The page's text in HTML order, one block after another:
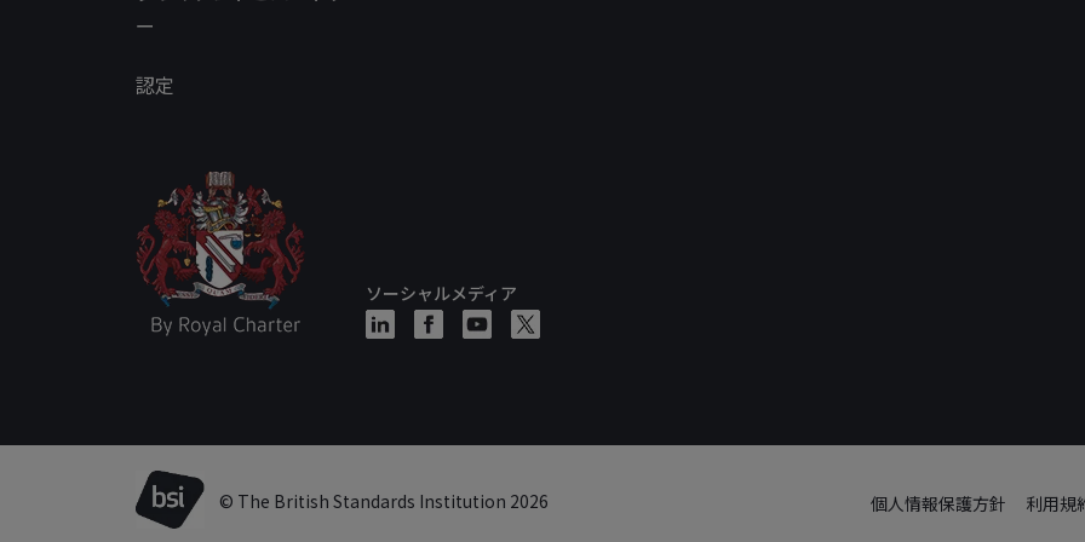
ー
認定
ソーシャルメディア
© The British Standards Institution 2026 個人情報保護方針 利用規